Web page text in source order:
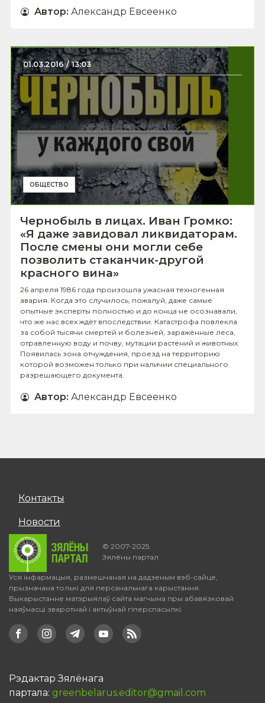
Автор: Александр Евсеенко
01.03.2016 / 13:03
ОБЩЕСТВО
Чернобыль в лицах. Иван Громко:
«Я даже завидо­вал ликвидаторам.
После сме­ны они могли себе
позволить стаканчик-другой
красного вина»
26 апреля 1986 года произошла ужасная техногенная
авария. Когда это случилось, пожалуй, даже самые
опытные эксперты полностью и до конца не осознавали,
что же нас всех ждёт впоследствии. Катастрофа повлекла
за собой тысячи смертей и болезней, заражённые леса,
отравленную воду и почву, мутации растений и животных.
Появилась зона отчуждения, проезд на территорию
которой возможен только при наличии специального
разрешающего документа.
Автор: Александр Евсеенко
Контакты
Новости
© 2007-2025.
Зялёны партал
Уся інфармацыя, размешчаная на дадзеным вэб-сайце,
прызначана толькі для персанальнага карыстання.
Выкарыстанне матэрыялаў сайта магчыма пры абавязковай
наяўнасці зваротнай і актыўнай гіперспасылкі.
Рэдактар Зялёнага
партала: greenbelarus.editor@gmail.com